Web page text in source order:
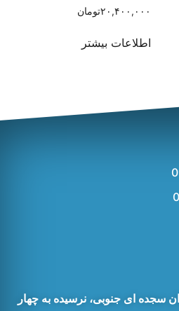
۲۰,۴۰۰,۰۰۰تومان
اطلاعات بیشتر
سجده ای جنوبی، نرسیده به چهار